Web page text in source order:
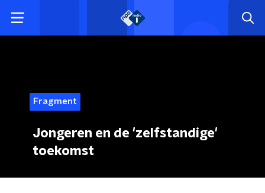
Fragment
Jongeren en de 'zelfstandige'
toekomst